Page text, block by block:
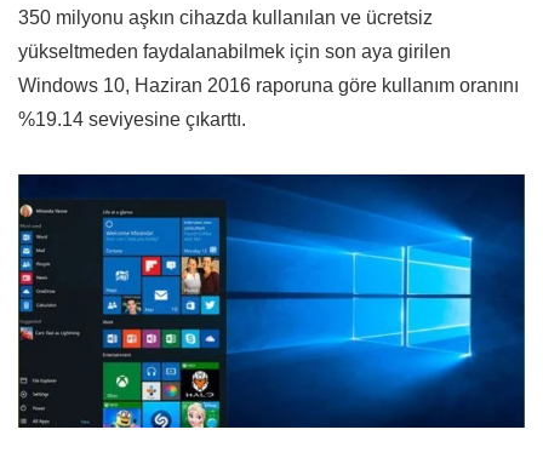
350 milyonu aşkın cihazda kullanılan ve ücretsiz
yükseltmeden faydalanabilmek için son aya girilen
Windows 10, Haziran 2016 raporuna göre kullanım oranını
%19.14 seviyesine çıkarttı.